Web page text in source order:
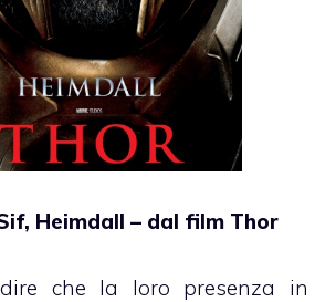
Heimdall – dal film Thor
che la loro presenza in